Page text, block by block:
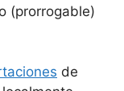
(prorrogable)
de